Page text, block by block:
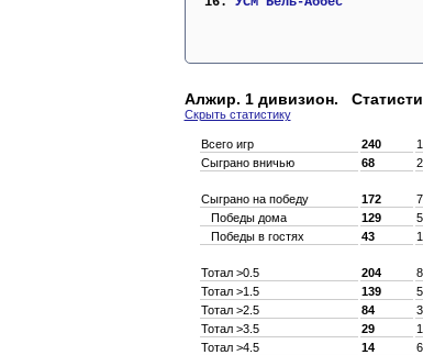
Алжир. 1 дивизион.
Скрыть статистику
Всего игр 240
Сыграно вничью
68
Сыграно на победу 172
Победы дома
129
Победы в гостях
43
Тотал >0.5 204
Тотал >1.5
139
Тотал >2.5
84
Тотал >3.5
29
Тотал >4.5
14